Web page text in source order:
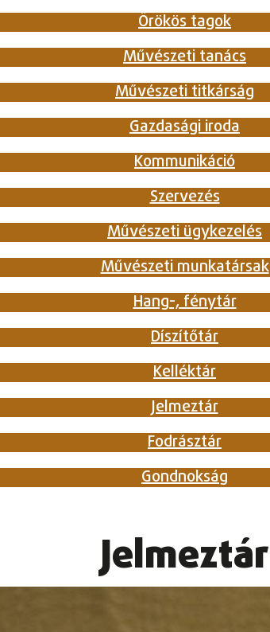
Örökös tagok
Művészeti tanács
Művészeti titkárság
Gazdasági iroda
Kommunikáció
Szervezés
Művészeti ügykezelés
Művészeti munkatársak
Hang-, fénytár
Díszítőtár
Kelléktár
Jelmeztár
Fodrásztár
Gondnokság
Jelmeztár